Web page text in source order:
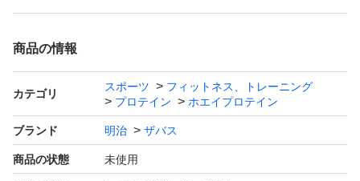
お値下げ不可です。
よろしくお願いいたします。
商品の情報
カテゴリ
スポーツ
フィットネス、トレーニング
プロテイン
ホエイプロテイン
ブランド 明治 ザバス
商品の状態 未使用